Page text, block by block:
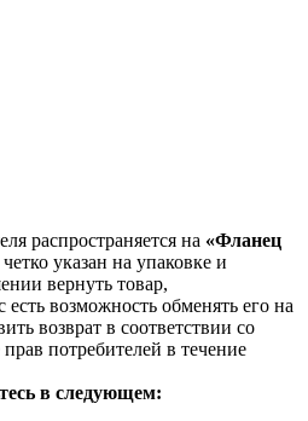
распространяется на «Фланец
указан на упаковке и
вернуть товар,
возможность обменять его на
возврат в соответствии со
потребителей в течение
в следующем: